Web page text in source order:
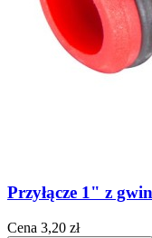
Przyłącze 1" z
Cena 3,20 zł